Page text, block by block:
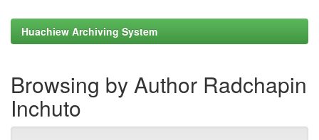
Huachiew Archiving System
Browsing by Author Radchapin
Inchuto